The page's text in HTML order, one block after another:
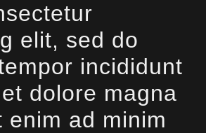
elit, sed do
incididunt
dolore magna
enim ad minim